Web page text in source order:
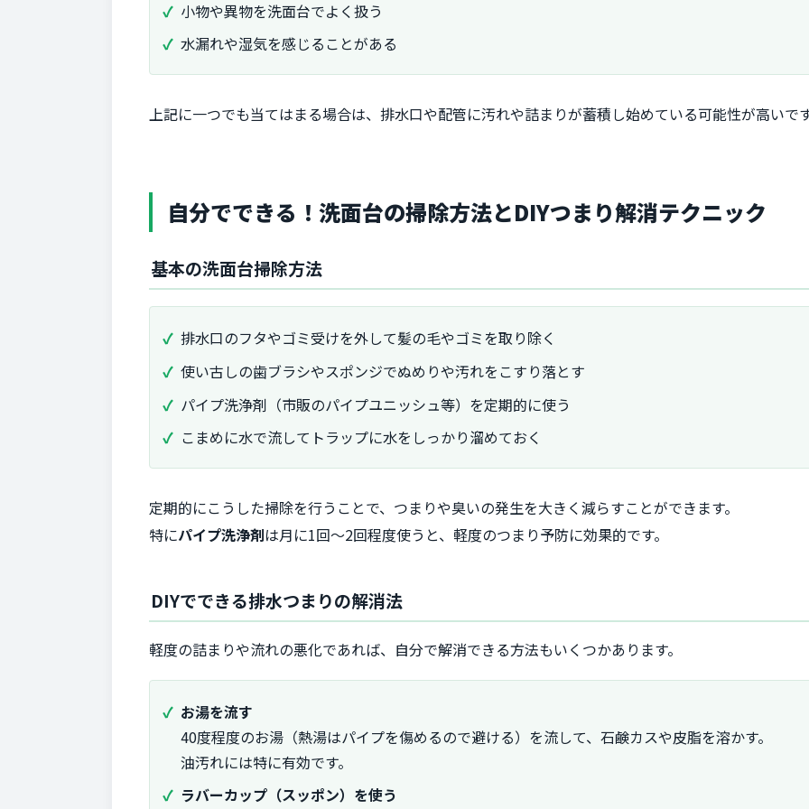
小物や異物を洗面台でよく扱う
水漏れや湿気を感じることがある
上記に一つでも当てはまる場合は、排水口や配管に汚れや詰まりが蓄積し始めている可能性が高いで
自分でできる！洗面台の掃除方法とDIYつまり解消テクニック
基本の洗面台掃除方法
排水口のフタやゴミ受けを外して髪の毛やゴミを取り除く
使い古しの歯ブラシやスポンジでぬめりや汚れをこすり落とす
パイプ洗浄剤（市販のパイプユニッシュ等）を定期的に使う
こまめに水で流してトラップに水をしっかり溜めておく
定期的にこうした掃除を行うことで、つまりや臭いの発生を大きく減らすことができます。
特にパイプ洗浄剤は月に1回～2回程度使うと、軽度のつまり予防に効果的です。
DIYでできる排水つまりの解消法
軽度の詰まりや流れの悪化であれば、自分で解消できる方法もいくつかあります。
お湯を流す
40度程度のお湯（熱湯はパイプを傷めるので避ける）を流して、石鹸カスや皮脂を溶かす。
油汚れには特に有効です。
ラバーカップ（スッポン）を使う